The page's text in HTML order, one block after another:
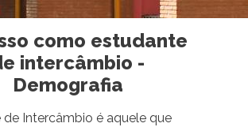
como estudante
intercâmbio -
Demografia
de Intercâmbio é aquele que